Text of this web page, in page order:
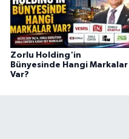
Zorlu Holding'in
Bünyesinde Hangi Markalar
Var?